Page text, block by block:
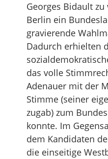
Georges Bidault
Berlin ein
gravierende
Dadurch erhielten
das volle
Adenauer mit der
Stimme (seiner
zugab) zum
konnte. Im
dem Kandidaten
die einseitige